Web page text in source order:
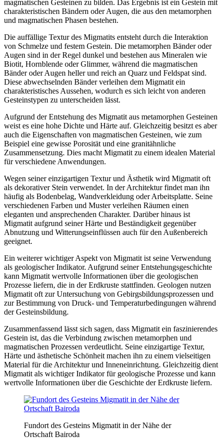
magmatischen Gesteinen zu bilden. Das Ergebnis ist ein Gestein mit
charakteristischen Bändern oder Augen, die aus den metamorphen
und magmatischen Phasen bestehen.
Die auffällige Textur des Migmatits entsteht durch die Interaktion
von Schmelze und festem Gestein. Die metamorphen Bänder oder
Augen sind in der Regel dunkel und bestehen aus Mineralen wie
Biotit, Hornblende oder Glimmer, während die magmatischen
Bänder oder Augen heller und reich an Quarz und Feldspat sind.
Diese abwechselnden Bänder verleihen dem Migmatit ein
charakteristisches Aussehen, wodurch es sich leicht von anderen
Gesteinstypen zu unterscheiden lässt.
Aufgrund der Entstehung des Migmatit aus metamorphen Gesteinen
weist es eine hohe Dichte und Härte auf. Gleichzeitig besitzt es aber
auch die Eigenschaften von magmatischen Gesteinen, wie zum
Beispiel eine gewisse Porosität und eine granitähnliche
Zusammensetzung. Dies macht Migmatit zu einem idealen Material
für verschiedene Anwendungen.
Wegen seiner einzigartigen Textur und Ästhetik wird Migmatit oft
als dekorativer Stein verwendet. In der Architektur findet man ihn
häufig als Bodenbelag, Wandverkleidung oder Arbeitsplatte. Seine
verschiedenen Farben und Muster verleihen Räumen einen
eleganten und ansprechenden Charakter. Darüber hinaus ist
Migmatit aufgrund seiner Härte und Beständigkeit gegenüber
Abnutzung und Witterungseinflüssen auch für den Außenbereich
geeignet.
Ein weiterer wichtiger Aspekt von Migmatit ist seine Verwendung
als geologischer Indikator. Aufgrund seiner Entstehungsgeschichte
kann Migmatit wertvolle Informationen über die geologischen
Prozesse liefern, die in der Erdkruste stattfinden. Geologen nutzen
Migmatit oft zur Untersuchung von Gebirgsbildungsprozessen und
zur Bestimmung von Druck- und Temperaturbedingungen während
der Gesteinsbildung.
Zusammenfassend lässt sich sagen, dass Migmatit ein faszinierendes
Gestein ist, das die Verbindung zwischen metamorphen und
magmatischen Prozessen verdeutlicht. Seine einzigartige Textur,
Härte und ästhetische Schönheit machen ihn zu einem vielseitigen
Material für die Architektur und Inneneinrichtung. Gleichzeitig dient
Migmatit als wichtiger Indikator für geologische Prozesse und kann
wertvolle Informationen über die Geschichte der Erdkruste liefern.
Fundort des Gesteins Migmatit in der Nähe der
Ortschaft Bairoda